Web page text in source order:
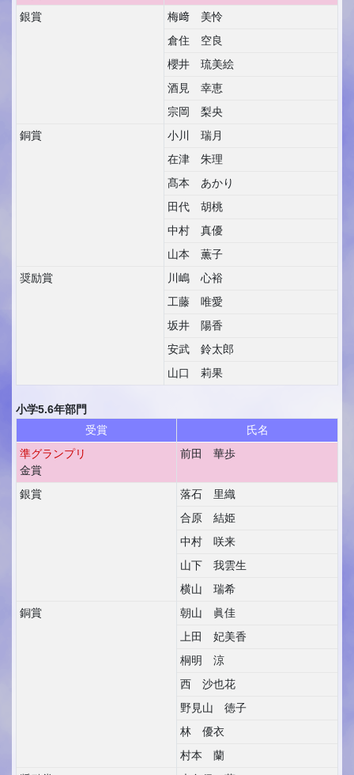
銀賞
梅﨑 美怜
倉住 空良
櫻井 琉美絵
酒見 幸恵
宗岡 梨央
銅賞
小川 瑞月
在津 朱理
髙本 あかり
田代 胡桃
中村 真優
山本 薫子
奨励賞
川嶋 心裕
工藤 唯愛
坂井 陽香
安武 鈴太郎
山口 莉果
小学5.6年部門
受賞
氏名
準グランプリ
金賞
前田 華歩
銀賞
落石 里織
合原 結姫
中村 咲来
山下 我雲生
横山 瑞希
銅賞
朝山 眞佳
上田 妃美香
桐明 涼
西 沙也花
野見山 徳子
林 優衣
村本 蘭